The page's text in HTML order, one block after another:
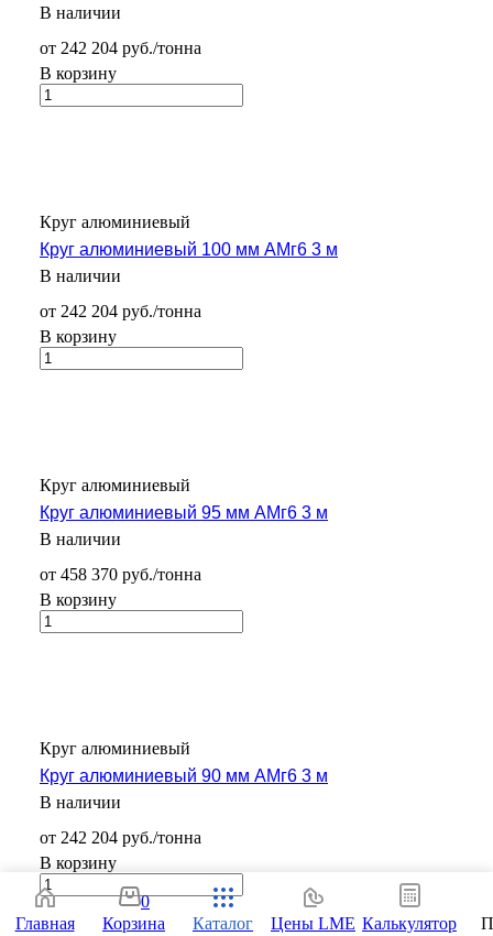
В наличии
от 242 204 руб./тонна
В корзину
Круг алюминиевый
Круг алюминиевый 100 мм АМг6 3 м
В наличии
от 242 204 руб./тонна
В корзину
Круг алюминиевый
Круг алюминиевый 95 мм АМг6 3 м
В наличии
от 458 370 руб./тонна
В корзину
Круг алюминиевый
Круг алюминиевый 90 мм АМг6 3 м
В наличии
от 242 204 руб./тонна
В корзину
Главная
0
Корзина
Каталог Цены LME Калькулятор